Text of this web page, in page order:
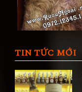
TIN TỨC MỚI